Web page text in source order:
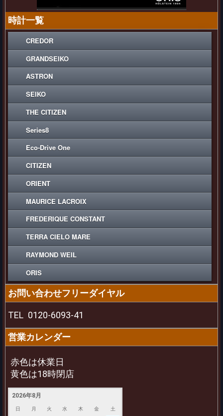
時計一覧
CREDOR
GRANDSEIKO
ASTRON
SEIKO
THE CITIZEN
Series8
Eco-Drive One
CITIZEN
ORIENT
MAURICE LACROIX
FREDERIQUE CONSTANT
TERRA CIELO MARE
RAYMOND WEIL
ORIS
お問い合わせフリーダイヤル
TEL 0120-6093-41
営業カレンダー
赤色は休業日
黄色は18時閉店
2026年8月
日 月 火 水 木 金
土